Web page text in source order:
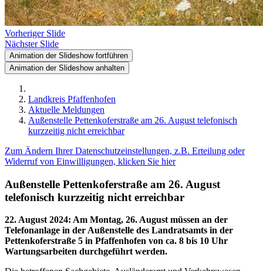
Vorheriger Slide
Nächster Slide
Animation der Slideshow fortführen
Animation der Slideshow anhalten
Landkreis Pfaffenhofen
Aktuelle Meldungen
Außenstelle Pettenkoferstraße am 26. August telefonisch
kurzzeitig nicht erreichbar
Zum Ändern Ihrer Datenschutzeinstellungen, z.B. Erteilung oder
Widerruf von Einwilligungen, klicken Sie hier
Außenstelle Pettenkoferstraße am 26. August
telefonisch kurzzeitig nicht erreichbar
22. August 2024: Am Montag, 26. August müssen an der
Telefonanlage in der Außenstelle des Landratsamts in der
Pettenkoferstraße 5 in Pfaffenhofen von ca. 8 bis 10 Uhr
Wartungsarbeiten durchgeführt werden.